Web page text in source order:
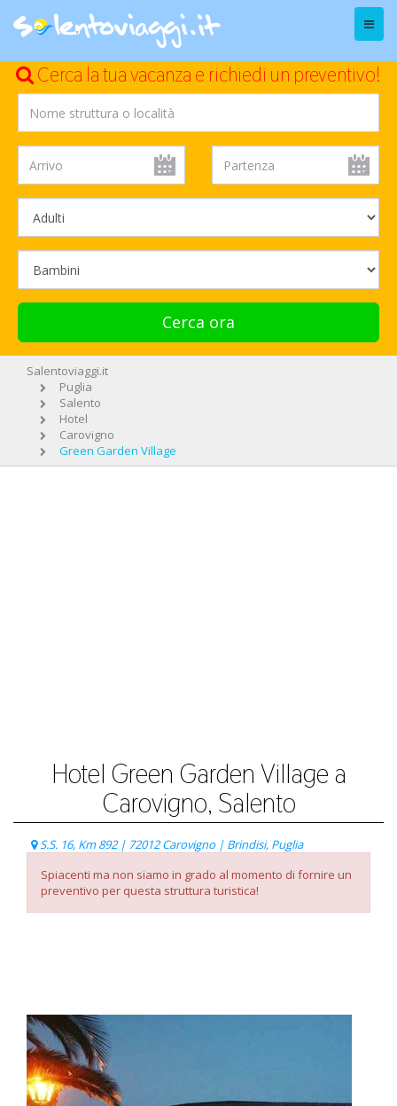
Menu
Cerca la tua vacanza e richiedi un preventivo!
Cerca ora
Salentoviaggi.it
Puglia
Salento
Hotel
Carovigno
Green Garden Village
Hotel Green Garden Village a
Carovigno, Salento
S.S. 16, Km 892 | 72012 Carovigno | Brindisi, Puglia
Spiacenti ma non siamo in grado al momento di fornire un
preventivo per questa struttura turistica!